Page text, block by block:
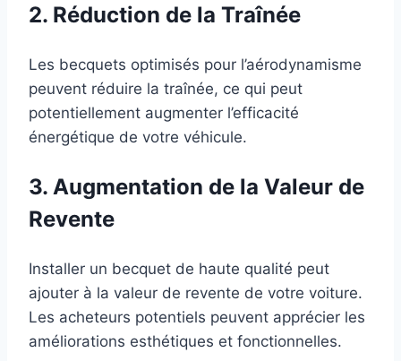
2. Réduction de la Traînée
Les becquets optimisés pour l’aérodynamisme
peuvent réduire la traînée, ce qui peut
potentiellement augmenter l’efficacité
énergétique de votre véhicule.
3. Augmentation de la Valeur de
Revente
Installer un becquet de haute qualité peut
ajouter à la valeur de revente de votre voiture.
Les acheteurs potentiels peuvent apprécier les
améliorations esthétiques et fonctionnelles.